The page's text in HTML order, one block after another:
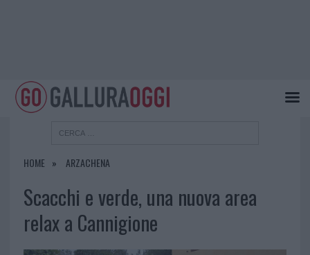
HOME ARZACHENA
Scacchi e verde, una nuova area
relax a Cannigione